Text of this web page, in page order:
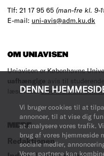
DENNE
Vi bruger cookies til at
annoncer, til at vise dig
at analysere vores trafik.
brug af vores hjemmeside
sociale medier,
Vores partnere kan
Tlf: 21 17 95 65 (man-fre kl. 9-
E-mail: uni-avis@adm.ku.dk
OM UNIAVISEN
Uniavisen er Københavns
uafhængige avis til
læse med.Læs mere om
MERE
Redaktionen